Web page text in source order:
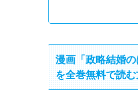
漫画「政略結婚
を全巻無料で読